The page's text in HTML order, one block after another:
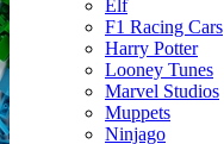
Elf
F1 Racing Cars
Harry Potter
Looney Tunes
Marvel Studios
Muppets
Ninjago